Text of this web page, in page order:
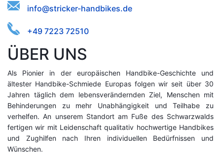
oanebiiker-cke@fdtn.sshdir
+49 7223 72510
ÜBER UNS
Als Pionier in der europäischen Handbike-Geschichte und
ältester Handbike-Schmiede Europas folgen wir seit über 30
Jahren täglich dem lebensverändernden Ziel, Menschen mit
Behinderungen zu mehr Unabhängigkeit und Teilhabe zu
verhelfen. An unserem Standort am Fuße des Schwarzwalds
fertigen wir mit Leidenschaft qualitativ hochwertige Handbikes
und Zughilfen nach Ihren individuellen Bedürfnissen und
Wünschen.